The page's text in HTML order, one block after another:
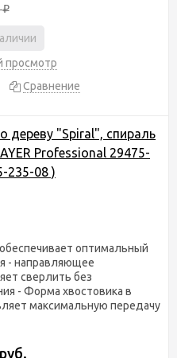
₽
просмотр
Сравнение
дереву "Spiral", спираль
Professional 29475-
235-08 )
оптимальный
- направляющее
сверлить без
- Форма хвостовика в
максимальную передачу